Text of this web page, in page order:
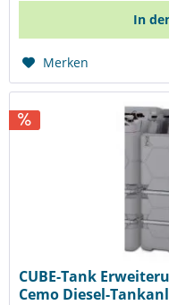
In
Merken
CUBE-Tank
Cemo Diesel-